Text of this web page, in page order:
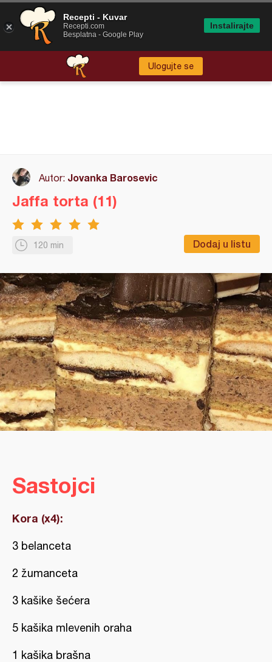
Ulogujte se
Autor: Jovanka Barosevic
120 min Dodaj u listu
Jaffa torta (11)
Sastojci
Kora (x4):
3 belanceta
2 žumanceta
3 kašike šećera
5 kašika mlevenih oraha
1 kašika brašna
Recepti - Kuvar
Recepti.com
Besplatna - Google Play
Instalirajte